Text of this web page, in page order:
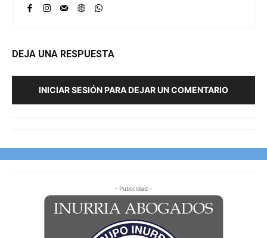
DEJA UNA RESPUESTA
INICIAR SESIÓN PARA DEJAR UN COMENTARIO
- Publicidad -